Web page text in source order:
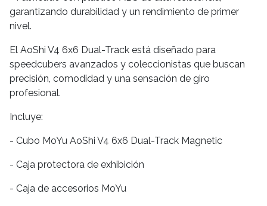
garantizando durabilidad y un rendimiento de primer
nivel.
El AoShi V4 6x6 Dual-Track está diseñado para
speedcubers avanzados y coleccionistas que buscan
precisión, comodidad y una sensación de giro
profesional.
Incluye:
- Cubo MoYu AoShi V4 6x6 Dual-Track Magnetic
- Caja protectora de exhibición
- Caja de accesorios MoYu